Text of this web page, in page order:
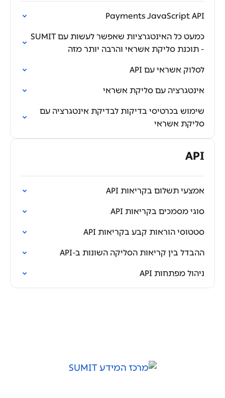
Payments JavaScript API
כמעט כל האינטגרציות שאפשר לעשות עם SUMIT
- תוכנת סליקת אשראי והרבה יותר מזה
לסלוק אשראי עם API
אינטגרציה עם סליקת אשראי
שימוש בכרטיסי בדיקות לבדיקת אינטגרציה עם
סליקת אשראי
API
אמצעי תשלום בקריאות API
סוגי מסמכים בקריאות API
סטטוסי הוראות קבע בקריאות API
ההבדל בין קריאות הסליקה השונות ב-API
ניהול מפתחות API